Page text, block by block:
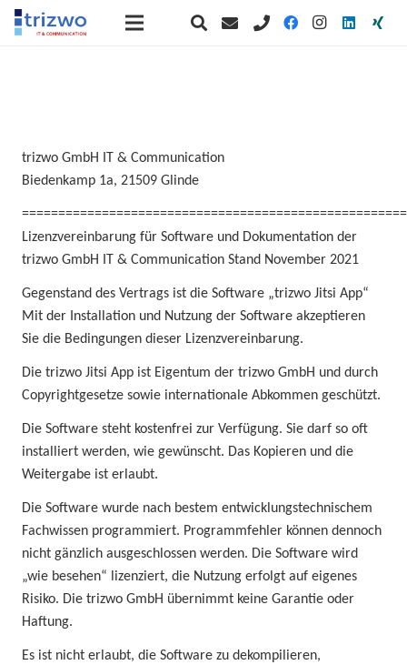
trizwo GmbH IT & Communication
Biedenkamp 1a, 21509 Glinde
Lizenzvereinbarung für Software und Dokumentation der
trizwo GmbH IT & Communication Stand November 2021
Gegenstand des Vertrags ist die Software „trizwo Jitsi App“
Mit der Installation und Nutzung der Software akzeptieren
Sie die Bedingungen dieser Lizenzvereinbarung.
Die trizwo Jitsi App ist Eigentum der trizwo GmbH und durch
Copyrightgesetze sowie internationale Abkommen geschützt.
Die Software steht kostenfrei zur Verfügung. Sie darf so oft
installiert werden, wie gewünscht. Das Kopieren und die
Weitergabe ist erlaubt.
Die Software wurde nach bestem entwicklungstechnischem
Fachwissen programmiert. Programmfehler können dennoch
nicht gänzlich ausgeschlossen werden. Die Software wird
„wie besehen“ lizenziert, die Nutzung erfolgt auf eigenes
Risiko. Die trizwo GmbH übernimmt keine Garantie oder
Haftung.
Es ist nicht erlaubt, die Software zu dekompilieren,